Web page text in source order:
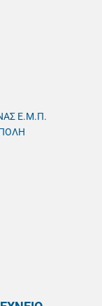
Ε.Μ.Π.